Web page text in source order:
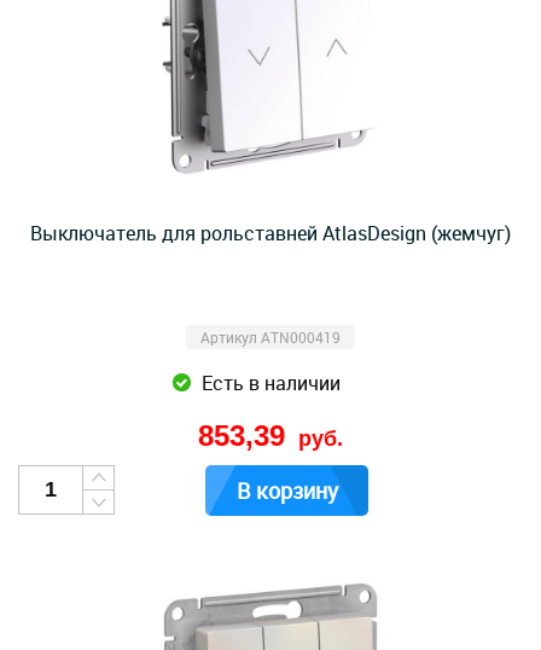
Выключатель для рольставней AtlasDesign (жемчуг)
Артикул ATN000419
Есть в наличии
853,39 руб.
В корзину